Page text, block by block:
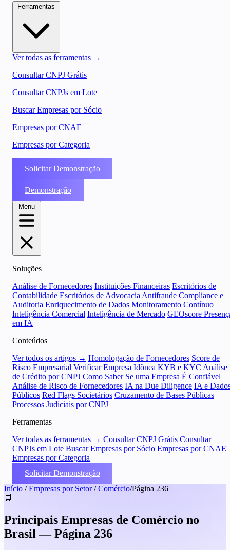
Ver todas as ferramentas →
Consultar CNPJ Grátis
Consultar CNPJs em Lote
Buscar Empresas por Sócio
Empresas por CNAE
Empresas por Categoria
Solicitar Demonstração
Demonstração
Menu
Soluções
Análise de Fornecedores Instituições Financeiras Escritórios de
Contabilidade Escritórios de Advocacia Antifraude Compliance e
Auditoria Enriquecimento de Dados Monitoramento Contínuo
Inteligência Comercial Inteligência de Mercado GEOscore
em IA
Conteúdos
Ver todos os artigos → Homologação de Fornecedores Score de
Risco Empresarial Verificar Empresa Idônea KYB e KYC Análise
de Crédito por CNPJ Como Saber Se uma Empresa É Confiável
Análise de Risco de Fornecedores IA na Due Diligence IA e
Públicos Red Flags Societários Cruzamento de Bases Públicas
Processos Judiciais por CNPJ
Ferramentas
Ver todas as ferramentas → Consultar CNPJ Grátis Consultar
CNPJs em Lote Buscar Empresas por Sócio Empresas por CNAE
Empresas por Categoria
Solicitar Demonstração
Início / Empresas por Setor / Comércio/Página 236
🛒
Principais Empresas de Comércio no
Brasil — Página 236